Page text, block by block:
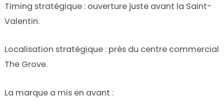
Timing stratégique : ouverture juste avant la Saint-
Valentin.
Localisation stratégique : près du centre commercial
The Grove.
La marque a mis en avant :